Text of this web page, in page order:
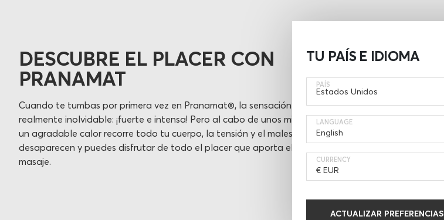
TU PAÍS E IDIOMA
PAÍS
LANGUAGE
CURRENCY
ACTUALIZAR PREFERENCIAS
DESCUBRE EL PLACER CON
PRANAMAT
Cuando te tumbas por primera vez en Pranamat®, la sensación es
realmente inolvidable: ¡fuerte e intensa! Pero al cabo de unos minutos
un agradable calor recorre todo tu cuerpo, la tensión y el malestar
desaparecen y puedes disfrutar de todo el placer que aporta el
masaje.